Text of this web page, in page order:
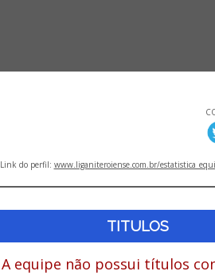
Link do perfil: www.liganiteroiense.com.br/
TITULOS
A equipe não possui títulos